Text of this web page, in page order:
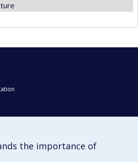
the importance of